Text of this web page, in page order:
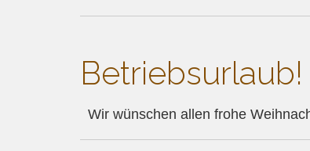
Betriebsurlaub!
Wir wünschen allen frohe